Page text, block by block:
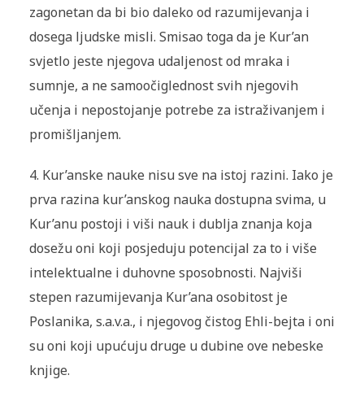
zagonetan da bi bio daleko od razumijevanja i
dosega ljudske misli. Smisao toga da je Kur’an
svjetlo jeste njegova udaljenost od mraka i
sumnje, a ne samoočiglednost svih njegovih
učenja i nepostojanje potrebe za istraživanjem i
promišljanjem.
4. Kur’anske nauke nisu sve na istoj razini. Iako je
prva razina kur’anskog nauka dostupna svima, u
Kur’anu postoji i viši nauk i dublja znanja koja
dosežu oni koji posjeduju potencijal za to i više
intelektualne i duhovne sposobnosti. Najviši
stepen razumijevanja Kur’ana osobitost je
Poslanika, s.a.v.a., i njegovog čistog Ehli-bejta i oni
su oni koji upućuju druge u dubine ove nebeske
knjige.